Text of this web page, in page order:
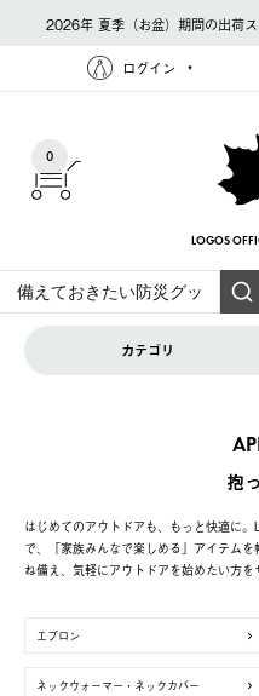
2026年 夏季（お盆）期間の出荷
ログイン
0
LOGOS
カテゴリ
抱
はじめてのアウトドアも、もっと快適に
で、「家族みんなで楽しめる」アイテム
ね備え、気軽にアウトドアを始めたい方を
エプロン
ネックウォーマー・ネックカバー